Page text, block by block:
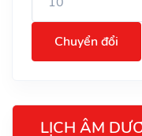
Chuyển đổi
LỊCH ÂM